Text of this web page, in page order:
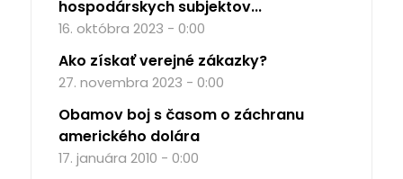
hospodárskych subjektov...
16. októbra 2023 - 0:00
Ako získať verejné zákazky?
27. novembra 2023 - 0:00
Obamov boj s časom o záchranu
amerického dolára
17. januára 2010 - 0:00